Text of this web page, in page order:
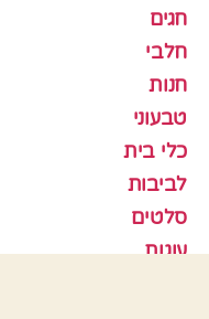
חגים
חלבי
חנות
טבעוני
כלי בית
לביבות
סלטים
עוגות